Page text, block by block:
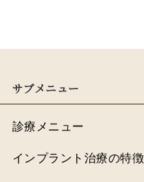
サブメニュー
診療メニュー
インプラント治療の特徴